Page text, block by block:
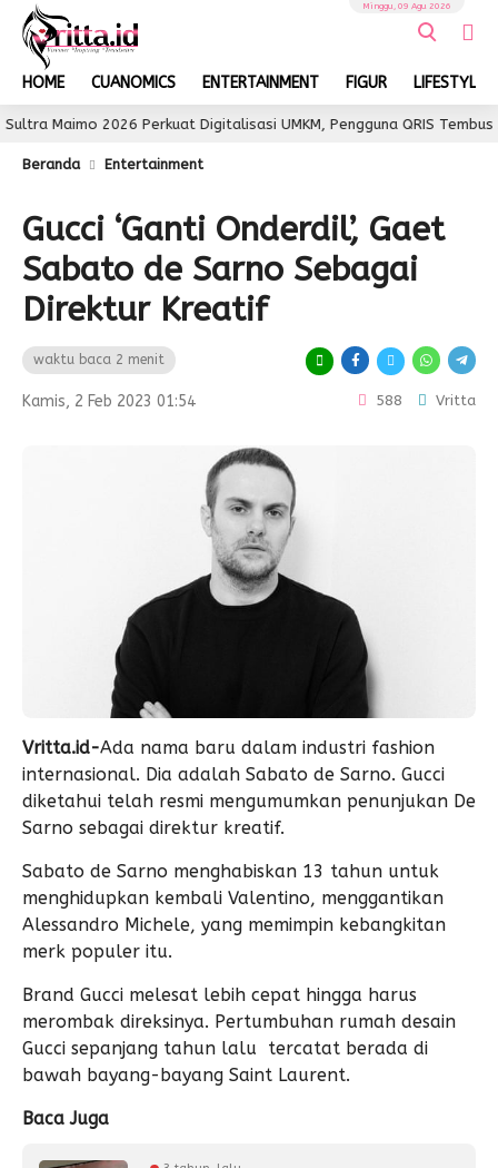
HOME CUANOMICS ENTERTAINMENT FIGUR LIFESTYLE
Minggu, 09 Agu 2026
2026 Perkuat Digitalisasi UMKM, Pengguna QRIS Tembus 350 Ribu
Beranda Entertainment
Gucci ‘Ganti Onderdil’, Gaet
Sabato de Sarno Sebagai
Direktur Kreatif
waktu baca 2 menit
Kamis, 2 Feb 2023 01:54 588 Vritta
Vritta.id-Ada nama baru dalam industri fashion
internasional. Dia adalah Sabato de Sarno. Gucci
diketahui telah resmi mengumumkan penunjukan De
Sarno sebagai direktur kreatif.
Sabato de Sarno menghabiskan 13 tahun untuk
menghidupkan kembali Valentino, menggantikan
Alessandro Michele, yang memimpin kebangkitan
merk populer itu.
Brand Gucci melesat lebih cepat hingga harus
merombak direksinya. Pertumbuhan rumah desain
Gucci sepanjang tahun lalu tercatat berada di
bawah bayang-bayang Saint Laurent.
Baca Juga